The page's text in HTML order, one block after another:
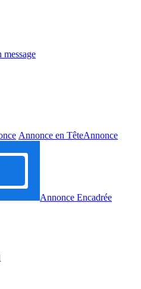
Annonce en TêteAnnonce
Annonce Encadrée